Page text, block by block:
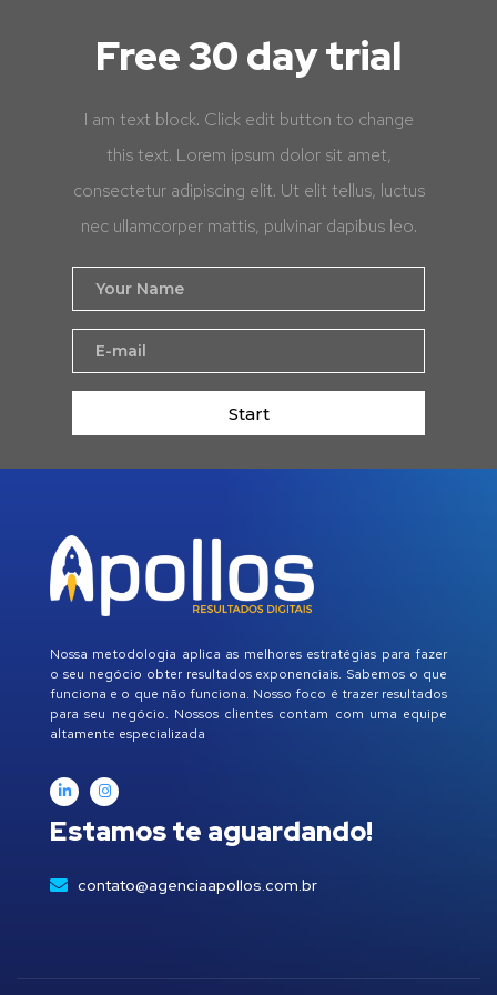
Free 30 day trial
I am text block. Click edit button to change
this text. Lorem ipsum dolor sit amet,
consectetur adipiscing elit. Ut elit tellus, luctus
nec ullamcorper mattis, pulvinar dapibus leo.
Start
Nossa metodologia aplica as melhores estratégias para fazer
o seu negócio obter resultados exponenciais. Sabemos o que
funciona e o que não funciona. Nosso foco é trazer resultados
para seu negócio. Nossos clientes contam com uma equipe
altamente especializada
Estamos te aguardando!
contato@agenciaapollos.com.br